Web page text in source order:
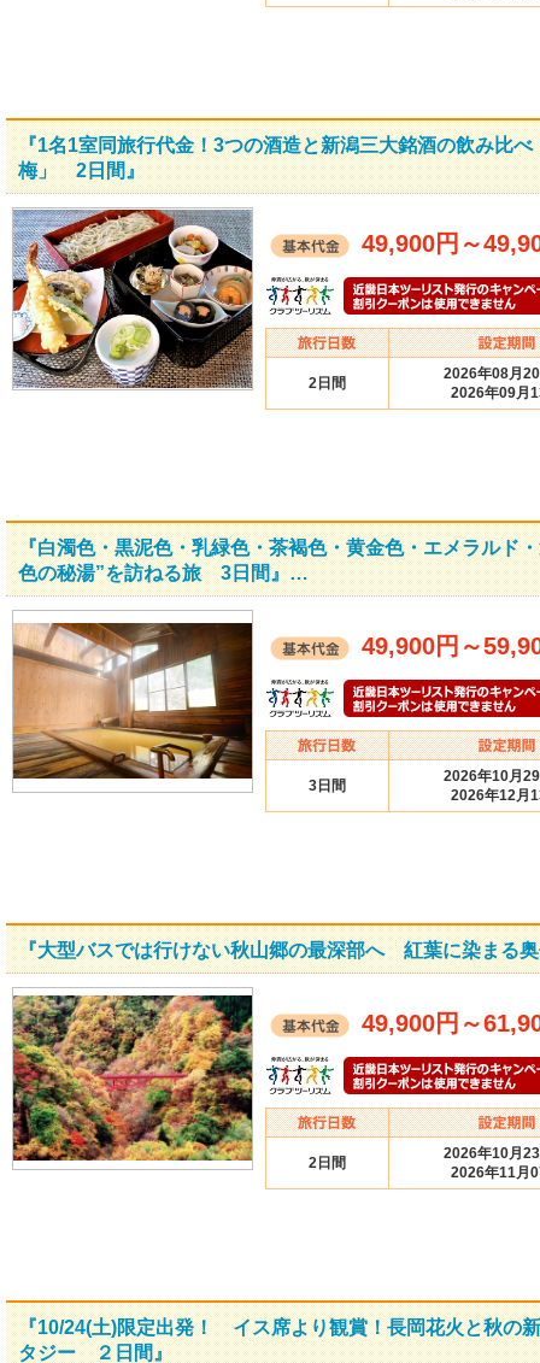
『1名1室同旅行代金！3つの酒造と新潟三大銘酒の飲み比
梅」 2日間』
49,900円 ～
2日間
2026年08月
2026年09月
『白濁色・黒泥色・乳緑色・茶褐色・黄金色・エメラルド
色の秘湯”を訪ねる旅 3日間』…
49,900円 ～
3日間
2026年10月
2026年12月
『大型バスでは行けない秋山郷の最深部へ 紅葉に染まる
49,900円 ～
2日間
2026年10月
2026年11月
『10/24(土)限定出発！ イス席より観賞！長岡花火と秋の
タジー ２日間』